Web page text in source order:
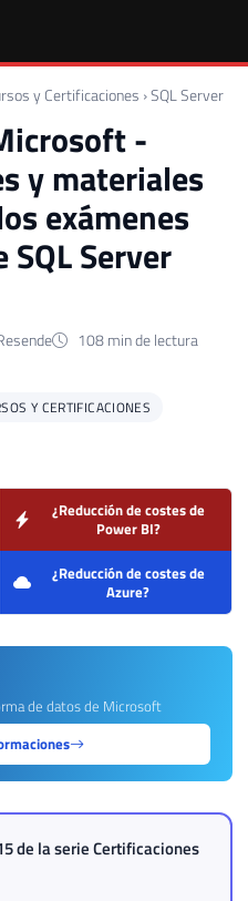
y Certificaciones ›SQL Server
-
y materiales
exámenes
SQL Server
108 min de lectura
Y CERTIFICACIONES
¿Reducción de costes de
Power BI?
¿Reducción de costes de
Azure?
de datos de Microsoft
de la serieCertificaciones